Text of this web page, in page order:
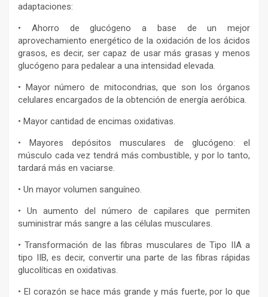
adaptaciones:
• Ahorro de glucógeno a base de un mejor
aprovechamiento energético de la oxidación de los ácidos
grasos, es decir, ser capaz de usar más grasas y menos
glucógeno para pedalear a una intensidad elevada.
• Mayor número de mitocondrias, que son los órganos
celulares encargados de la obtención de energía aeróbica.
• Mayor cantidad de encimas oxidativas.
• Mayores depósitos musculares de glucógeno: el
músculo cada vez tendrá más combustible, y por lo tanto,
tardará más en vaciarse.
• Un mayor volumen sanguíneo.
• Un aumento del número de capilares que permiten
suministrar más sangre a las células musculares.
• Transformación de las fibras musculares de Tipo IIA a
tipo IIB, es decir, convertir una parte de las fibras rápidas
glucolíticas en oxidativas.
• El corazón se hace más grande y más fuerte, por lo que